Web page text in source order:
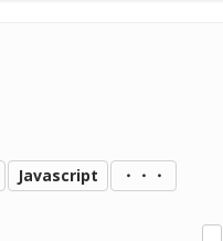
Javascript ・・・